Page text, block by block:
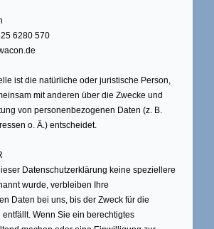
6280 570
ist die natürliche oder juristische Person,
mit anderen über die Zwecke und
von personenbezogenen Daten (z. B.
o. Ä.) entscheidet.
Datenschutzerklärung keine speziellere
wurde, verbleiben Ihre
Daten bei uns, bis der Zweck für die
entfällt. Wenn Sie ein berechtigtes